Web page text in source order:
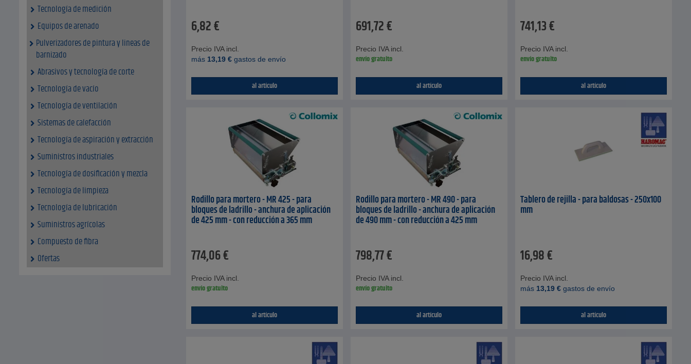
Tecnología de medición
Equipos de arenado
Pulverizadores de pintura y lineas de
barnizado
Abrasivos y tecnología de corte
Tecnología de vacío
Tecnología de ventilación
Sistemas de calefacción
Tecnología de aspiración y extracción
Suministros industriales
Tecnología de dosificación y mezcla
Tecnología de limpieza
Tecnología de lubricación
Suministros agrícolas
Compuesto de fibra
Ofertas
6,82€
Precio IVA incl.
más 13,19 € gastos de envío
al artículo
691,72€
Precio IVA incl.
envío gratuito
al artículo
741,13€
Precio IVA incl.
envío gratuito
al artículo
Rodillo para mortero - MR 425 - para
bloques de ladrillo - anchura de aplicación
de 425 mm - con reducción a 365 mm
774,06€
Precio IVA incl.
envío gratuito
al artículo
Rodillo para mortero - MR 490 - para
bloques de ladrillo - anchura de aplicación
de 490 mm - con reducción a 425 mm
798,77€
Precio IVA incl.
envío gratuito
al artículo
Tablero de rejilla - para baldosas - 250x100
mm
16,98€
Precio IVA incl.
más 13,19 € gastos de envío
al artículo